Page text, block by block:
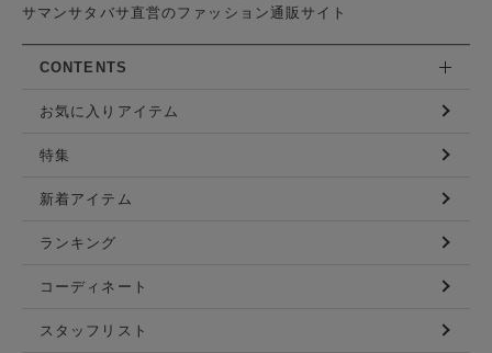
サマンサタバサ直営のファッション通販サイト
CONTENTS
お気に入りアイテム
特集
新着アイテム
ランキング
コーディネート
スタッフリスト